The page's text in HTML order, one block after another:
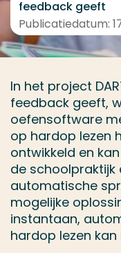
feedback geeft
Publicatiedatum:
In het project
feedback geeft,
oefensoftware
op hardop lezen
ontwikkeld en
de schoolpraktijk
automatische
mogelijke
instantaan,
hardop lezen kan